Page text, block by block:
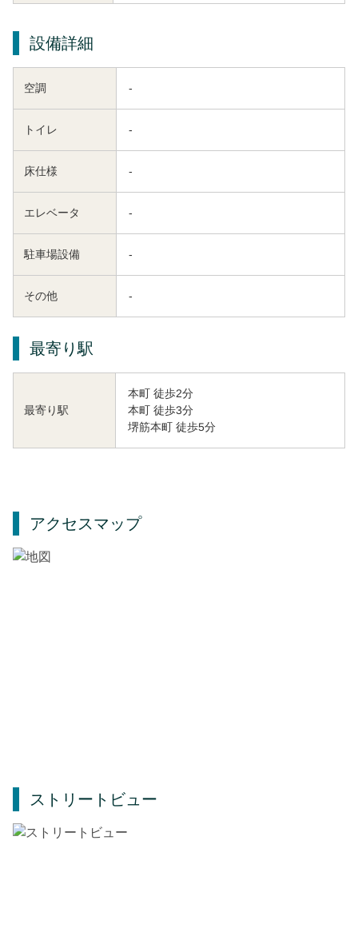
設備詳細
空調 -
トイレ -
床仕様 -
エレベータ -
駐車場設備 -
その他 -
最寄り駅
最寄り駅
本町 徒歩2分
本町 徒歩3分
堺筋本町 徒歩5分
アクセスマップ
ストリートビュー